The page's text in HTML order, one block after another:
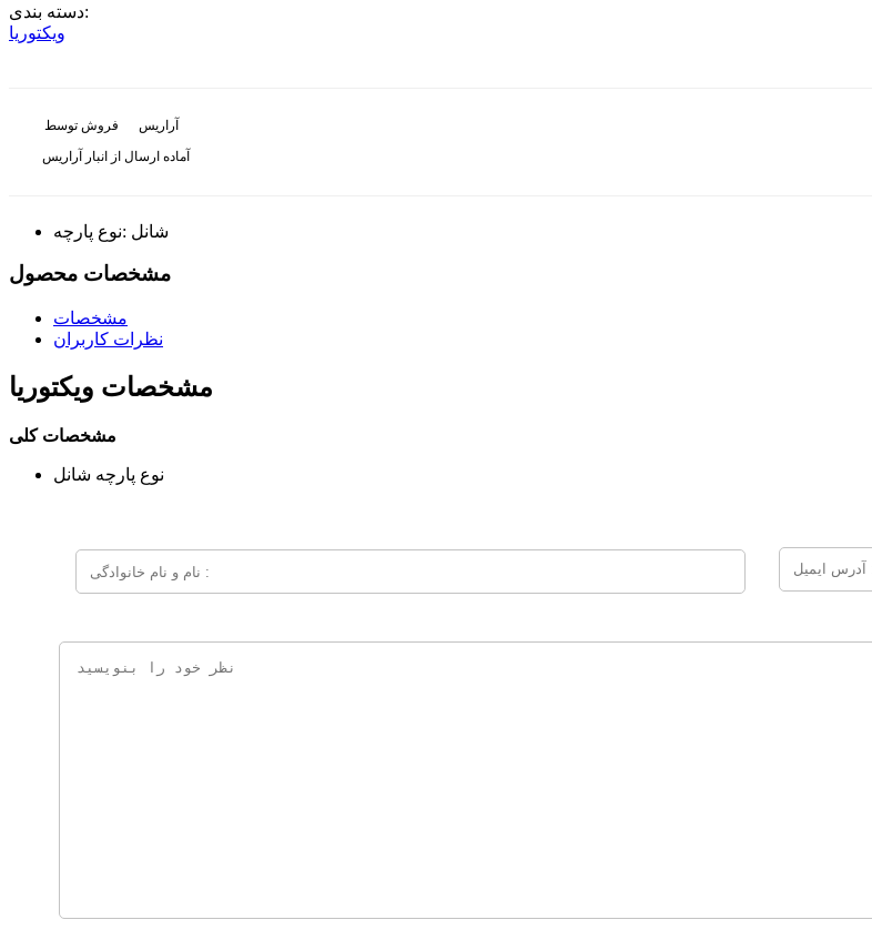
دسته بندی:
ویکتوریا
فروش توسط
آراریس
آماده ارسال از انبار آراریس
نوع پارچه: شانل
مشخصات محصول
مشخصات
نظرات کاربران
مشخصات ویکتوریا
مشخصات کلی
نوع پارچه شانل